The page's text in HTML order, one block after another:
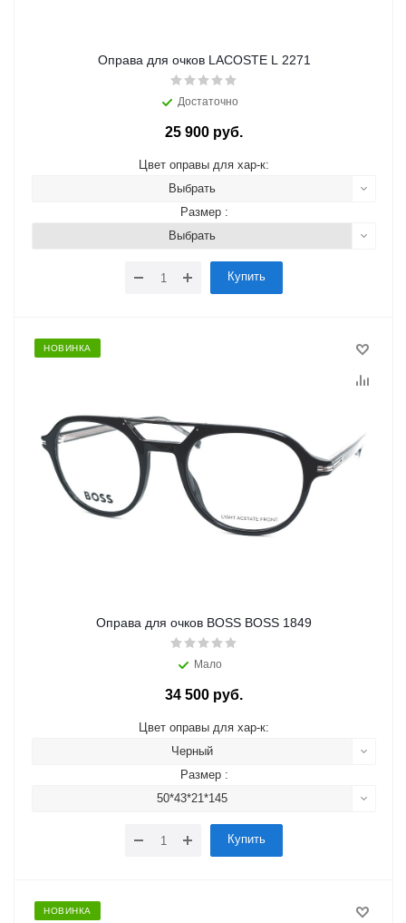
Оправа для очков LACOSTE L 2271
Достаточно
25 900 руб.
Цвет оправы для хар-к:
Выбрать
Размер :
Выбрать
Купить
НОВИНКА
Оправа для очков BOSS BOSS 1849
Мало
34 500 руб.
Цвет оправы для хар-к:
Черный
Размер :
50*43*21*145
Купить
НОВИНКА